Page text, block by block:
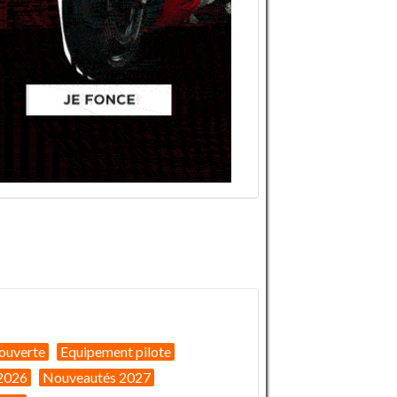
Equipement pilote
Nouveautés 2027